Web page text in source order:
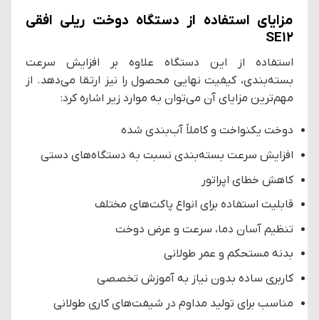
مزایای استفاده از دستگاه دوخت ریلی افقی
SE12
استفاده از این دستگاه علاوه بر افزایش سرعت
بسته‌بندی، کیفیت نهایی محصول را نیز ارتقا می‌دهد. از
مهم‌ترین مزایای آن می‌توان به موارد زیر اشاره کرد:
دوخت یکنواخت و کاملاً آب‌بندی شده
افزایش سرعت بسته‌بندی نسبت به دستگاه‌های دستی
کاهش خطای اپراتور
قابلیت استفاده برای انواع پاکت‌های مختلف
تنظیم آسان دما، سرعت و عرض دوخت
بدنه مستحکم و عمر طولانی
کاربری ساده بدون نیاز به آموزش تخصصی
مناسب برای تولید مداوم در شیفت‌های کاری طولانی